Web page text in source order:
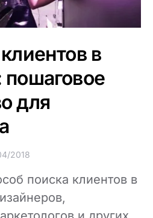
в
для
2018
поиска клиентов в